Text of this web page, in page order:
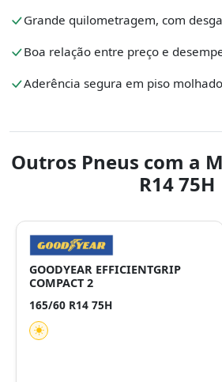
Grande quilometragem, com
Boa relação entre preço e
Aderência segura em piso
Outros Pneus com a
R14 75H
GOODYEAR EFFICIENTGRIP
COMPACT 2
165/60 R14 75H